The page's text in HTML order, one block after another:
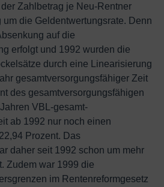
Zahlbetrag je Neu-Rentner
die Geldentwertungsrate. Denn
auf die
erfolgt und 1992 wurden die
durch eine Linearisierung
gesamtversorgungsfähiger Zeit
des gesamtversorgungsfähigen
VBL-gesamt-
ab 1992 nur noch einen
Prozent. Das
daher seit 1992 schon um mehr
Zudem war 1999 die
im Rentenreformgesetz